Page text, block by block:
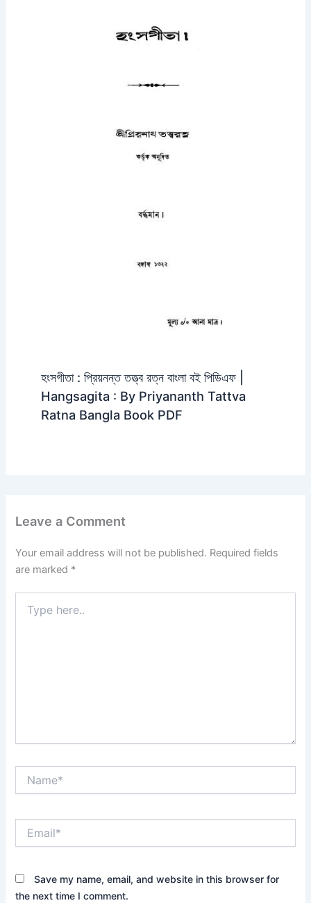
হংসগীতা : প্রিয়নন্ত তত্ত্ব রত্ন বাংলা বই পিডিএফ |
Hangsagita : By Priyananth Tattva
Ratna Bangla Book PDF
Leave a Comment
Your email address will not be published. Required fields
are marked *
here..
Save my name, email, and website in this browser for
the next time I comment.